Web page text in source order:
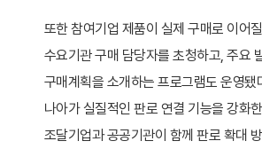
또한 참여기업 제품이 실제 구매로 이어
수요기관 구매 담당자를 초청하고, 주요
구매계획을 소개하는 프로그램도 운영됐
나아가 실질적인 판로 연결 기능을 강화
조달기업과 공공기관이 함께 판로 확대